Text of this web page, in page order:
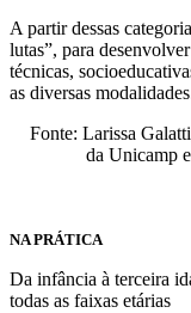
A partir dessas
lutas”, para
técnicas,
as diversas
Fonte: Larissa
da Unicamp
NA PRÁTICA
Da infância à terceira
todas as faixas etárias